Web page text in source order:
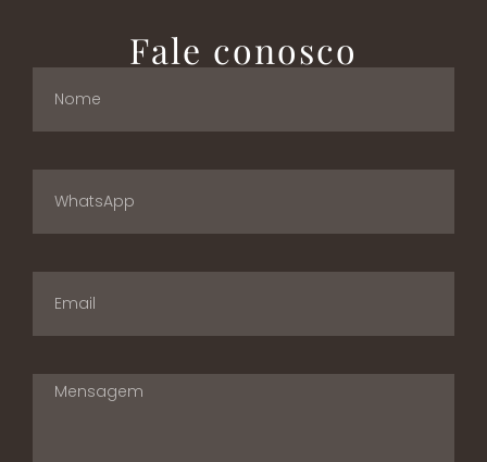
Fale conosco